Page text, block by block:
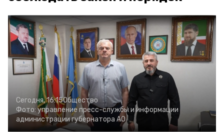
Сегодня, 16:15Общество
Фото: управление пресс-службы и информации
администрации губернатора АО